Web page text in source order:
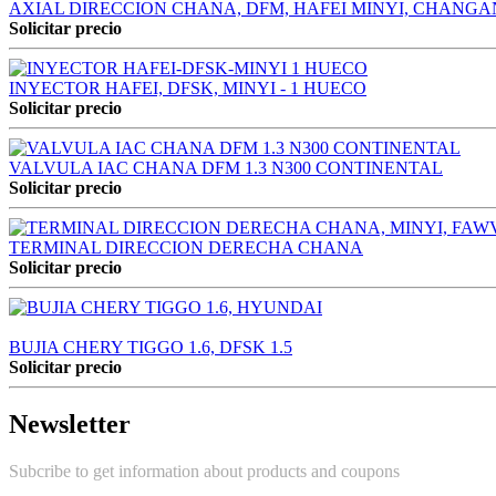
AXIAL DIRECCION CHANA, DFM, HAFEI MINYI,
Solicitar precio
INYECTOR HAFEI, DFSK, MINYI - 1 HUECO
Solicitar precio
VALVULA IAC CHANA DFM 1.3 N300 CONTINENTAL
Solicitar precio
TERMINAL DIRECCION DERECHA CHANA
Solicitar precio
BUJIA CHERY TIGGO 1.6, DFSK 1.5
Solicitar precio
Newsletter
Subcribe to get information about products and coupons